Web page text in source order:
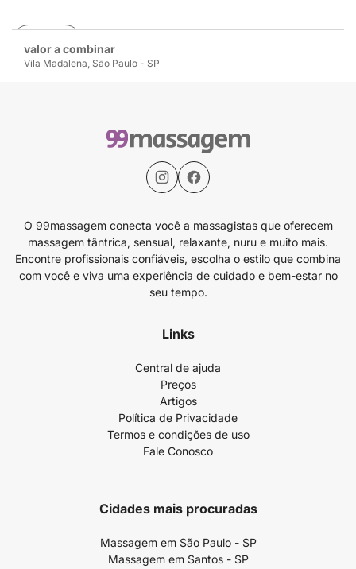
valor a combinar
Vila Madalena, São Paulo - SP
Avaliar
O 99massagem conecta você a massagistas que oferecem
massagem tântrica, sensual, relaxante, nuru e muito mais.
Encontre profissionais confiáveis, escolha o estilo que combina
com você e viva uma experiência de cuidado e bem-estar no
seu tempo.
Links
Central de ajuda
Preços
Artigos
Política de Privacidade
Termos e condições de uso
Fale Conosco
Cidades mais procuradas
Massagem em São Paulo - SP
Massagem em Santos - SP